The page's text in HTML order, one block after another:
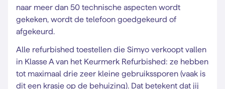
naar meer dan 50 technische aspecten wordt
gekeken, wordt de telefoon goedgekeurd of
afgekeurd.
Alle refurbished toestellen die Simyo verkoopt vallen
in Klasse A van het Keurmerk Refurbished: ze hebben
tot maximaal drie zeer kleine gebruikssporen (vaak is
dit een krasje op de behuizing). Dat betekent dat jij